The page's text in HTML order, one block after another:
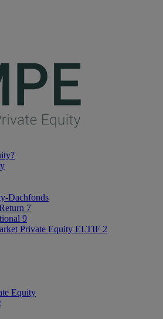
Dachfonds
7
9
Private Equity ELTIF 2
Equity